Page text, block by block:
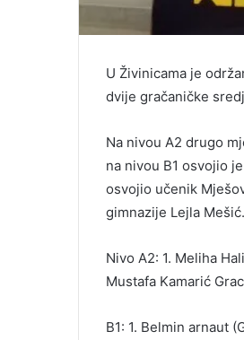
U Živinicama je
dvije gračaničke
Na nivou A2 drugo
na nivou B1 osvojio
osvojio učenik
gimnazije Lejla Mešić.
Nivo A2: 1. Meliha
Mustafa Kamarić
B1: 1. Belmin arnaut